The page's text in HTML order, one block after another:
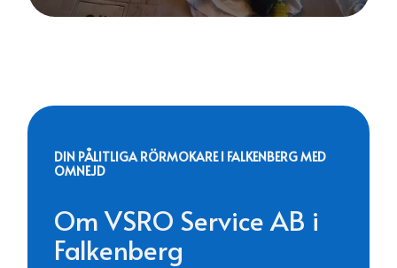
DIN PÅLITLIGA RÖRMOKARE I FALKENBERG MED
OMNEJD
Om VSRO Service AB i
Falkenberg